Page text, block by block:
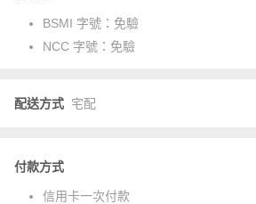
BSMI 字號： 免驗
NCC 字號： 免驗
配送方式 宅配
付款方式
信用卡一次付款